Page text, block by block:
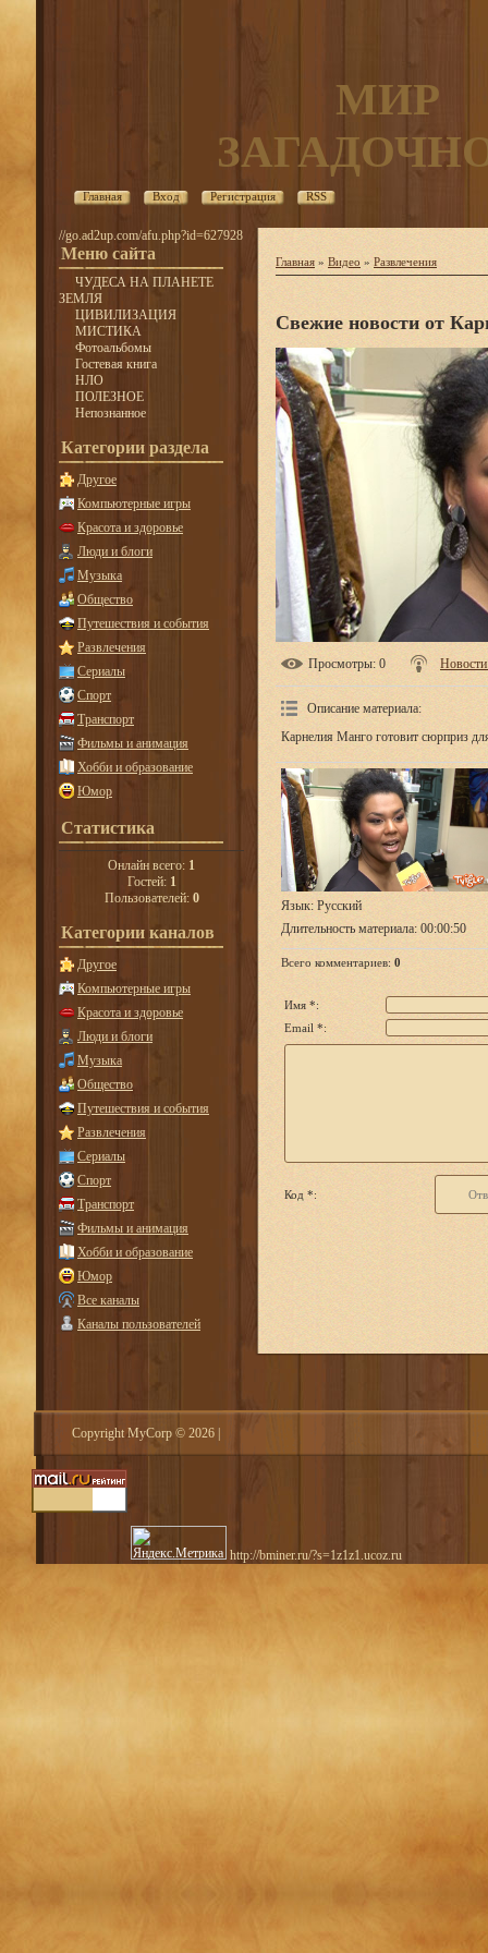
МИР
Главная Вход Регистрация RSS
//go.ad2up.com/afu.php?id=627928
Меню сайта
ЧУДЕСА НА ПЛАНЕТЕ
ЗЕМЛЯ
ЦИВИЛИЗАЦИЯ
МИСТИКА
Фотоальбомы
Гостевая книга
НЛО
ПОЛЕЗНОЕ
Непознанное
Категории раздела
Другое
Компьютерные игры
Красота и здоровье
Люди и блоги
Музыка
Общество
Путешествия и события
Развлечения
Сериалы
Спорт
Транспорт
Фильмы и анимация
Хобби и образование
Юмор
Статистика
Онлайн всего: 1
Гостей: 1
Пользователей: 0
Категории каналов
Другое
Компьютерные игры
Красота и здоровье
Люди и блоги
Музыка
Общество
Путешествия и события
Развлечения
Сериалы
Спорт
Транспорт
Фильмы и анимация
Хобби и образование
Юмор
Все каналы
Каналы пользователей
Главная » Видео » Развлечения
Свежие новости от
Просмотры: 0 Новости
Описание материала:
Карнелия Манго готовит сюрприз
Язык: Русский
Длительность материала: 00:00:50
Всего комментариев: 0
Имя *:
Email *:
Код *:
Copyright MyCorp © 2026
http://bminer.ru/?s=1z1z1.ucoz.ru